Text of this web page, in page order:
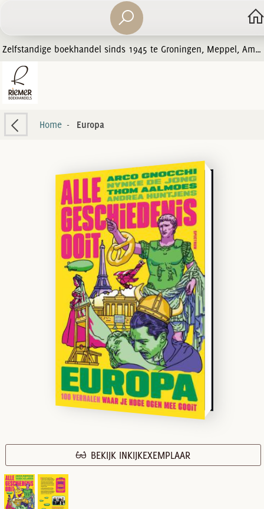
Zelfstandige boekhandel sinds 1945 te Groningen, Meppel, Amersfoort en Zwolle
Home- Europa
BEKIJK INKIJKEXEMPLAAR